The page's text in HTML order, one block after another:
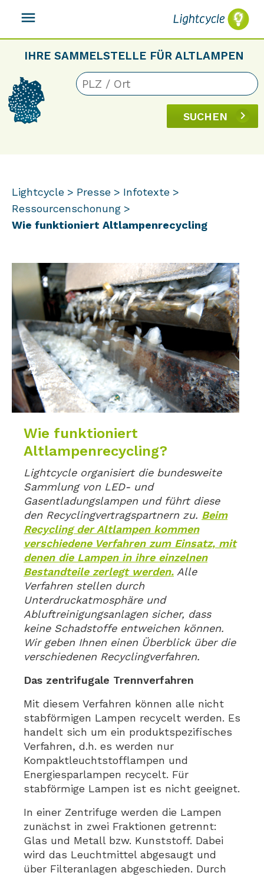
menu
IHRE SAMMELSTELLE FÜR ALTLAMPEN
SUCHEN
Lightcycle Presse
Infotexte
Ressourcenschonung
Wie funktioniert Altlampenrecycling
Wie funktioniert
Altlampenrecycling?
Lightcycle organisiert die bundesweite
Sammlung von LED- und
Gasentladungslampen und führt diese
den Recyclingvertragspartnern zu. Beim
Recycling der Altlampen kommen
verschiedene Verfahren zum Einsatz, mit
denen die Lampen in ihre einzelnen
Bestandteile zerlegt werden. Alle
Verfahren stellen durch
Unterdruckatmosphäre und
Abluftreinigungsanlagen sicher, dass
keine Schadstoffe entweichen können.
Wir geben Ihnen einen Überblick über die
verschiedenen Recyclingverfahren.
Das zentrifugale Trennverfahren
Mit diesem Verfahren können alle nicht
stabförmigen Lampen recycelt werden. Es
handelt sich um ein produktspezifisches
Verfahren, d.h. es werden nur
Kompaktleuchtstofflampen und
Energiesparlampen recycelt. Für
stabförmige Lampen ist es nicht geeignet.
In einer Zentrifuge werden die Lampen
zunächst in zwei Fraktionen getrennt:
Glas und Metall bzw. Kunststoff. Dabei
wird das Leuchtmittel abgesaugt und
über Filteranlagen abgeschieden. Durch